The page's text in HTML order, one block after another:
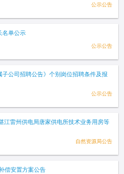
公示公告
名单公示
公示公告
公司招聘公告》个别岗位招聘条件及报
公示公告
江雷州供电局唐家供电所技术业务用房等
自然资源局公告
偿安置方案公告